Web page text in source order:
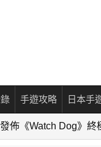
手遊攻略 日本手
佈《Watch Dog》終